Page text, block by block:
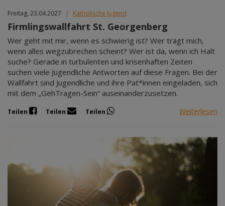
Freitag, 23.04.2027 | Katholische Jugend
Firmlingswallfahrt St. Georgenberg
Wer geht mit mir, wenn es schwierig ist? Wer trägt mich,
wenn alles wegzubrechen scheint? Wer ist da, wenn ich Halt
suche? Gerade in turbulenten und krisenhaften Zeiten
suchen viele Jugendliche Antworten auf diese Fragen. Bei der
Wallfahrt sind Jugendliche und ihre Pat*innen eingeladen, sich
mit dem „GehTragen-Sein“ auseinanderzusetzen.
Teilen Teilen Teilen Weiterlesen